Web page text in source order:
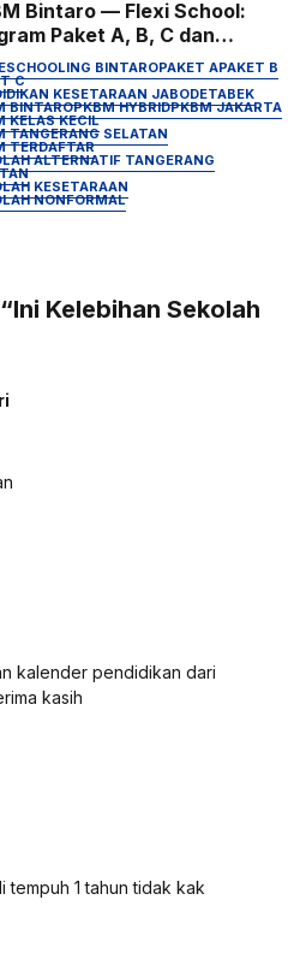
Bintaro — Flexi School:
Paket A, B, C dan
Resmi di
Selatan
BINTAROPAKET APAKET B
C
KESETARAAN JABODETABEK
BINTAROPKBM HYBRIDPKBM JAKARTA
KELAS KECIL
TANGERANG SELATAN
TERDAFTAR
ALTERNATIF TANGERANG
KESETARAAN
NONFORMAL
Kelebihan Sekolah
kalender pendidikan dari
kasih
1 tahun tidak kak